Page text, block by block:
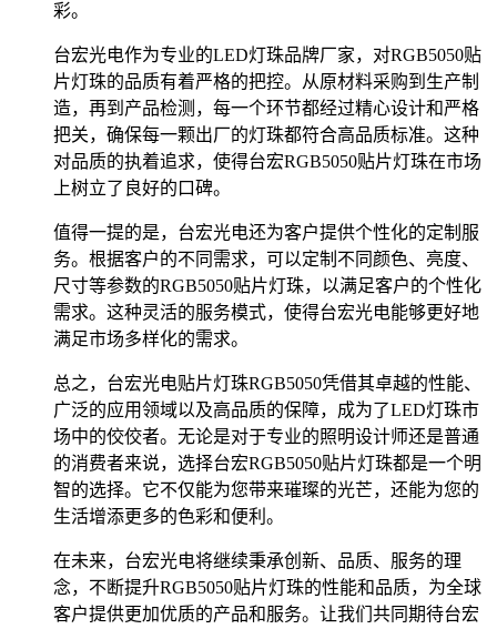
彩。
台宏光电作为专业的LED灯珠品牌厂家，对RGB5050贴
片灯珠的品质有着严格的把控。从原材料采购到生产制
造，再到产品检测，每一个环节都经过精心设计和严格
把关，确保每一颗出厂的灯珠都符合高品质标准。这种
对品质的执着追求，使得台宏RGB5050贴片灯珠在市场
上树立了良好的口碑。
值得一提的是，台宏光电还为客户提供个性化的定制服
务。根据客户的不同需求，可以定制不同颜色、亮度、
尺寸等参数的RGB5050贴片灯珠，以满足客户的个性化
需求。这种灵活的服务模式，使得台宏光电能够更好地
满足市场多样化的需求。
总之，台宏光电贴片灯珠RGB5050凭借其卓越的性能、
广泛的应用领域以及高品质的保障，成为了LED灯珠市
场中的佼佼者。无论是对于专业的照明设计师还是普通
的消费者来说，选择台宏RGB5050贴片灯珠都是一个明
智的选择。它不仅能为您带来璀璨的光芒，还能为您的
生活增添更多的色彩和便利。
在未来，台宏光电将继续秉承创新、品质、服务的理
念，不断提升RGB5050贴片灯珠的性能和品质，为全球
客户提供更加优质的产品和服务。让我们共同期待台宏